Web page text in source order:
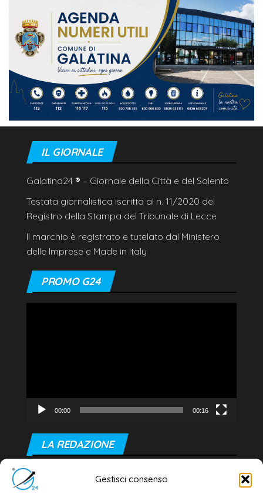
Gestisci consenso
IL GIORNALE
Galatina24 ® – Giornale della Città e del Salento
Testata giornalistica iscritta al n. 11/2020 del
Registro della Stampa del Tribunale di Lecce
Il marchio è registrato e tutelato dal Ministero
delle Imprese e Made in Italy
PROMO G24
00:00 00:16
LA REDAZIONE
Editore e direttore responsabile:
Dott. Daniele G. Masciullo